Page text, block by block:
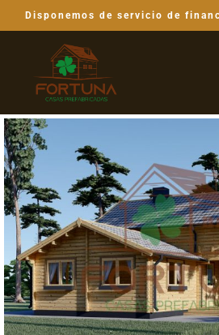
Disponemos de servicio de